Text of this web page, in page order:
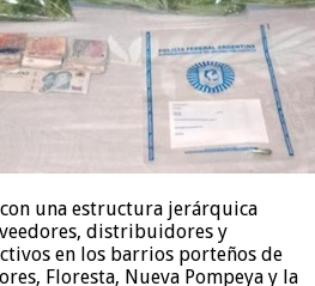
una estructura jerárquica
distribuidores y
en los barrios porteños de
Floresta, Nueva Pompeya y la